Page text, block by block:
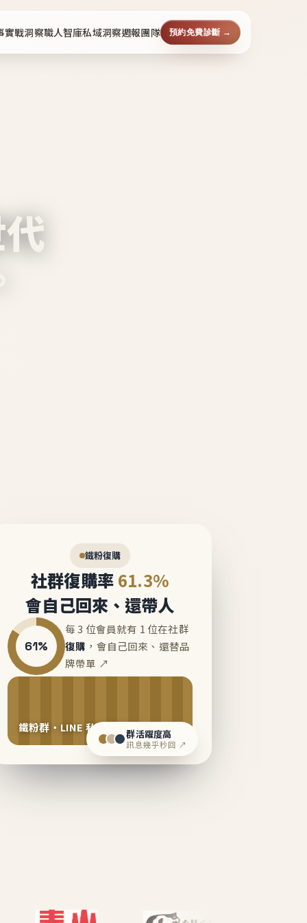
實戰洞察職人智庫私域洞察週報團隊 預約免費診斷 →
鐵粉復購
社群復購率 61.3%
會自己回來、還帶人
61%
每 3 位會員就有 1 位在社群
復購 ，會自己回來、還替品
牌帶單 ↗
鐵粉群・LINE 私域運營中群活躍度高
訊息幾乎秒回 ↗